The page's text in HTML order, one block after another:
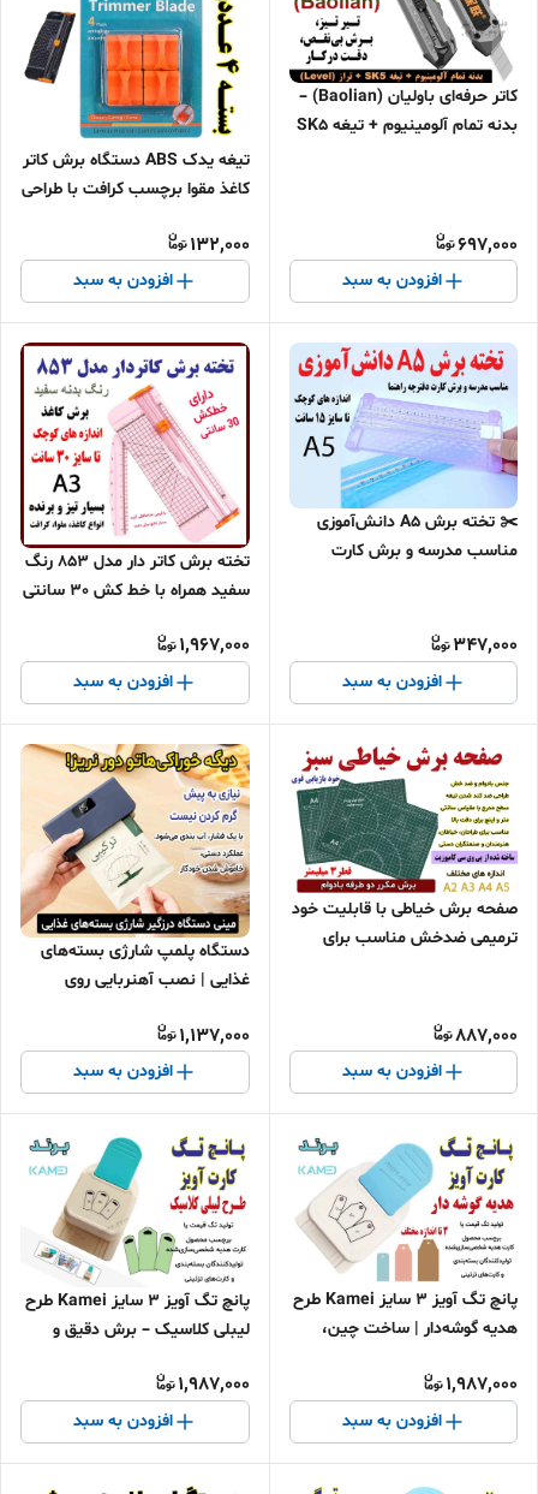
کاتر حرفه‌ای باولیان (Baolian) –
بدنه تمام آلومینیوم + تیغه SK5
697,000
افزودن به سبد
تیغه یدک ABS دستگاه برش کاتر
کاغذ مقوا برچسب کرافت با طراحی
132,000
افزودن به سبد
✂️ تخته برش A5 دانش‌آموزی
مناسب مدرسه و برش کارت
347,000
افزودن به سبد
تخته برش کاتر دار مدل 853 رنگ
سفید همراه با خط کش 30 سانتی
1,967,000
افزودن به سبد
صفحه برش خیاطی با قابلیت خود
ترمیمی ضدخش مناسب برای
887,000
افزودن به سبد
دستگاه پلمپ شارژی بسته‌های
غذایی | نصب آهنربایی روی
دیجیتال
1,137,000
افزودن به سبد
پانچ تگ آویز ۳ سایز Kamei طرح
هدیه گوشه‌دار | ساخت چین،
لوکس
1,987,000
افزودن به سبد
پانچ تگ آویز ۳ سایز Kamei طرح
لیبلی کلاسیک – برش دقیق و
ساخت چین، مناسب کارت قیمت
و بسته‌بندی هدایا
1,987,000
افزودن به سبد